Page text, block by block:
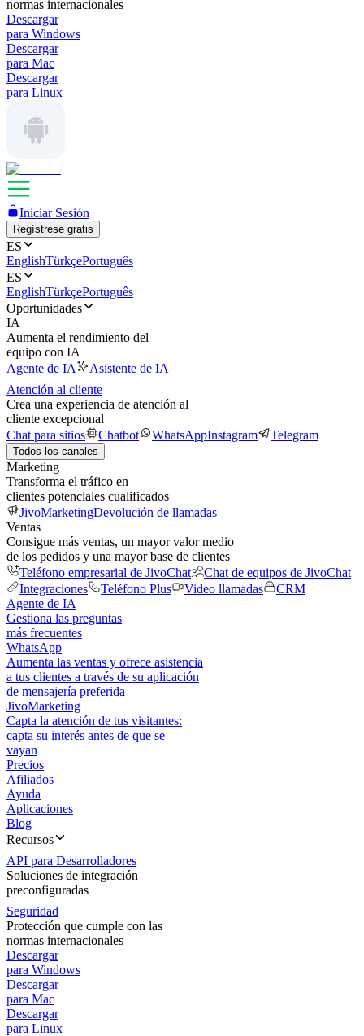
normas internacionales
Descargar
para Windows
Descargar
para Mac
Descargar
para Linux
Iniciar Sesión
Regístrese gratis
ES
EnglishTürkçePortuguês
ES
EnglishTürkçePortuguês
Oportunidades
IA
Aumenta el rendimiento del
equipo con IA
Agente de IA
Asistente de IA
Atención al cliente
Crea una experiencia de atención al
cliente excepcional
Chat para sitios
Chatbot WhatsAppInstagram Telegram
Todos los canales
Marketing
Transforma el tráfico en
clientes potenciales cualificados
JivoMarketingDevolución de llamadas
Ventas
Consigue más ventas, un mayor valor medio
de los pedidos y una mayor base de clientes
Teléfono empresarial de JivoChat
Chat de equipos de JivoChat
Integraciones
Teléfono Plus Video llamadas
CRM
Agente de IA
Gestiona las preguntas
más frecuentes
WhatsApp
Aumenta las ventas y ofrece asistencia
a tus clientes a través de su aplicación
de mensajería preferida
JivoMarketing
Capta la atención de tus visitantes:
capta su interés antes de que se
vayan
Precios
Afiliados
Ayuda
Aplicaciones
Blog
Recursos
API para Desarrolladores
Soluciones de integración
preconfiguradas
Seguridad
Protección que cumple con las
normas internacionales
Descargar
para Windows
Descargar
para Mac
Descargar
para Linux